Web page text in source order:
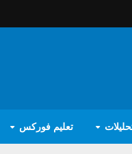
تعليم فوركس